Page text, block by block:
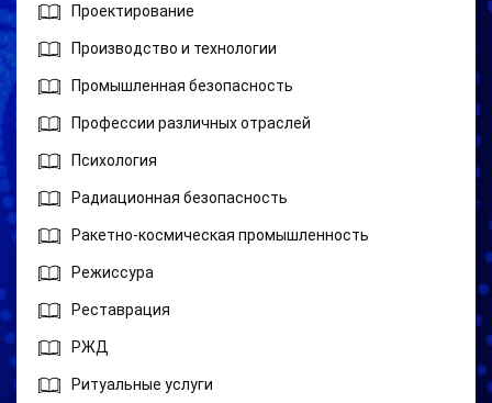
Проектирование
Производство и технологии
Промышленная безопасность
Профессии различных отраслей
Психология
Радиационная безопасность
Ракетно-космическая промышленность
Режиссура
Реставрация
РЖД
Ритуальные услуги